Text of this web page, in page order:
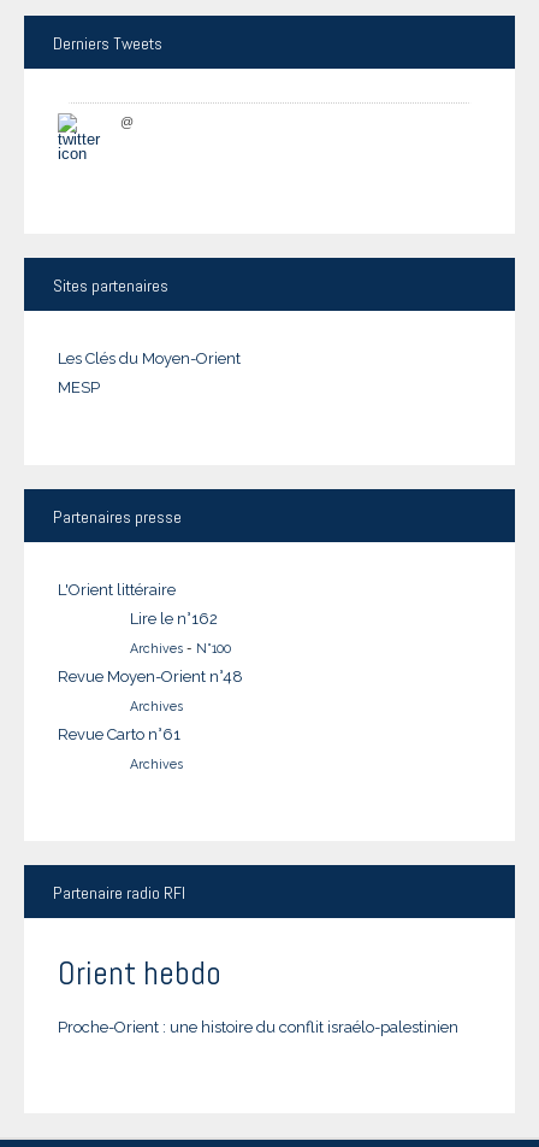
Derniers Tweets
@
Sites partenaires
Les Clés du Moyen-Orient
MESP
Partenaires presse
L'Orient littéraire
Lire le n°162
Archives - N°100
Revue Moyen-Orient n°48
Archives
Revue Carto n°61
Archives
Partenaire radio RFI
Orient hebdo
Proche-Orient : une histoire du conflit israélo-palestinien